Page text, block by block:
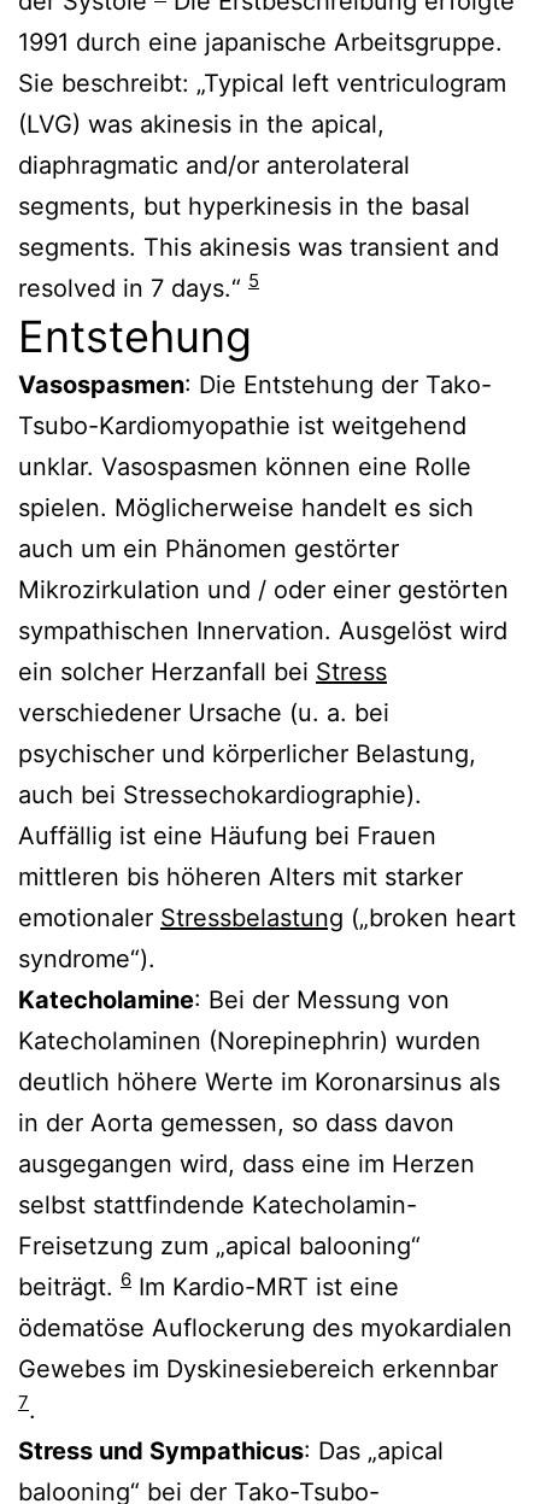
1991 durch eine japanische Arbeitsgruppe.
Sie beschreibt: „Typical left ventriculogram
(LVG) was akinesis in the apical,
diaphragmatic and/or anterolateral
segments, but hyperkinesis in the basal
segments. This akinesis was transient and
resolved in 7 days.“ 5
Entstehung
Vasospasmen: Die Entstehung der Tako-
Tsubo-Kardiomyopathie ist weitgehend
unklar. Vasospasmen können eine Rolle
spielen. Möglicherweise handelt es sich
auch um ein Phänomen gestörter
Mikrozirkulation und / oder einer gestörten
sympathischen Innervation. Ausgelöst wird
ein solcher Herzanfall bei Stress
verschiedener Ursache (u. a. bei
psychischer und körperlicher Belastung,
auch bei Stressechokardiographie).
Auffällig ist eine Häufung bei Frauen
mittleren bis höheren Alters mit starker
emotionaler Stressbelastung („broken heart
syndrome“).
Katecholamine: Bei der Messung von
Katecholaminen (Norepinephrin) wurden
deutlich höhere Werte im Koronarsinus als
in der Aorta gemessen, so dass davon
ausgegangen wird, dass eine im Herzen
selbst stattfindende Katecholamin-
Freisetzung zum „apical balooning“
beiträgt. 6 Im Kardio-MRT ist eine
ödematöse Auflockerung des myokardialen
Gewebes im Dyskinesiebereich erkennbar
7.
Stress und Sympathicus: Das „apical
balooning“ bei der Tako-Tsubo-